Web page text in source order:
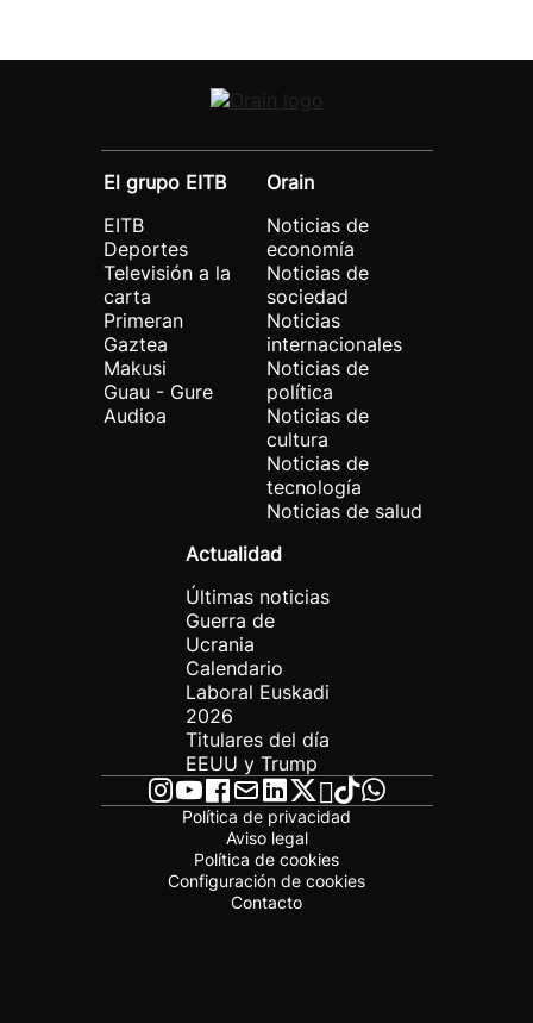
El grupo EITB
EITB
Deportes
Televisión a la
carta
Primeran
Gaztea
Makusi
Guau - Gure
Audioa
Orain
Noticias de
economía
Noticias de
sociedad
Noticias
internacionales
Noticias de
política
Noticias de
cultura
Noticias de
tecnología
Noticias de salud
Actualidad
Últimas noticias
Guerra de
Ucrania
Calendario
Laboral Euskadi
2026
Titulares del día
EEUU y Trump
Política de privacidad
Aviso legal
Política de cookies
Configuración de cookies
Contacto